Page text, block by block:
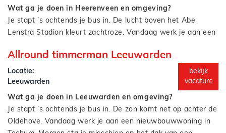
aan tafel met een witlofschotel en het NOS Journaal met
Annechien Steenhuizen.
Wat ga je doen in Heerenveen en omgeving?
Je stapt ’s ochtends je bus in. De lucht boven het Abe
Lenstra Stadion kleurt zachtroze. Vandaag werk je aan een
op het dak van een renovatie aan de Schans. En volgende
week? Dan zet je de laatste kozijnen in een twee onder één
kapper in De Greiden.
Je werkt zelfstandig of samen met een collega, maar altijd
met precisie, plezier en passie voor het vak. En het
mooiste? Je werkt gewoon in je eigen omgeving. Dus je zit
’s avonds weer thuis aan tafel met stamppot en het NOS
Journaal met Annechien Steenhuizen.
Allround timmerman Leeuwarden
Locatie:
Leeuwarden
bekijk
vacature
Wat ga je doen in Leeuwarden en omgeving?
Je stapt ’s ochtends je bus in. De zon komt net op achter de
Oldehove. Vandaag werk je aan een nieuwbouwwoning in